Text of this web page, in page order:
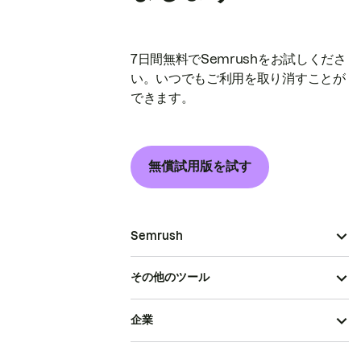
7日間無料でSemrushをお試しくださ
い。いつでもご利用を取り消すことが
できます。
無償試用版を試す
Semrush
その他のツール
企業